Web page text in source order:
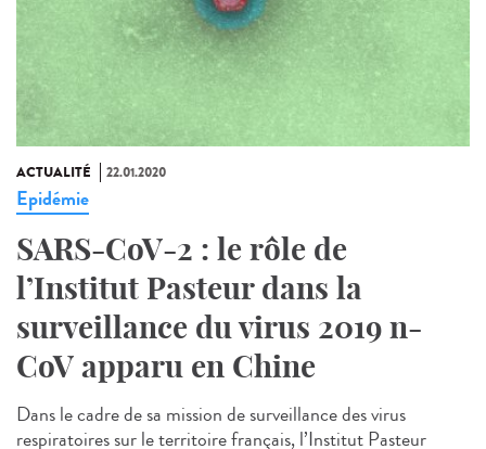
ACTUALITÉ 22.01.2020
Epidémie
SARS-CoV-2 : le rôle de
l’Institut Pasteur dans la
surveillance du virus 2019 n-
CoV apparu en Chine
Dans le cadre de sa mission de surveillance des virus
respiratoires sur le territoire français, l’Institut Pasteur